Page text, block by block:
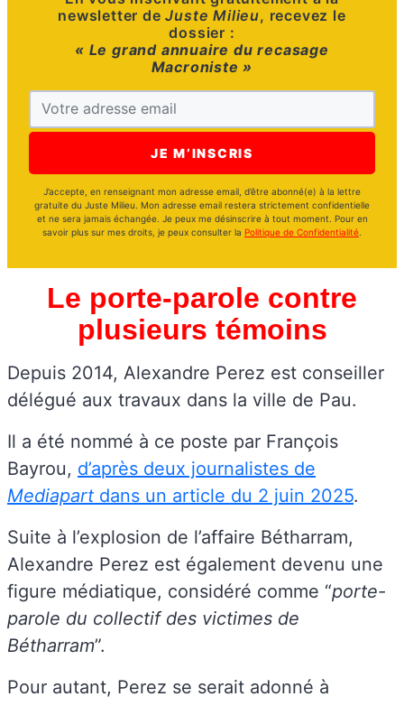
newsletter deJuste Milieu, recevez le
dossier :
« Le grand annuaire du recasage
Macroniste »
J’accepte, en renseignant mon adresse email, d’être abonné(e) à la lettre
gratuite du Juste Milieu. Mon adresse email restera strictement confidentielle
et ne sera jamais échangée. Je peux me désinscrire à tout moment. Pour en
savoir plus sur mes droits, je peux consulter la Politique de Confidentialité
Le porte-parole contre
plusieurs témoins
Depuis 2014, Alexandre Perez est conseiller
délégué aux travaux dans la ville de Pau.
Il a été nommé à ce poste par François
Bayrou, d’après deux journalistes de
Mediapart dans un article du 2 juin 2025.
Suite à l’explosion de l’affaire Bétharram,
Alexandre Perez est également devenu une
figure médiatique, considéré comme “porte-
parole du collectif des victimes de
Bétharram”.
Pour autant, Perez se serait adonné à